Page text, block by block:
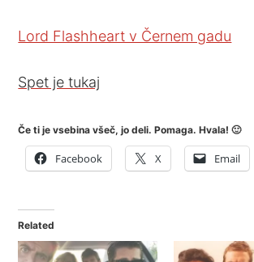
Lord Flashheart v Černem gadu
Spet je tukaj
Če ti je vsebina všeč, jo deli. Pomaga. Hvala! 🙂
Facebook X Email
Related